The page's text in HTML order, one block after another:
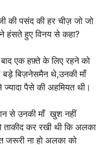
की पसंद की हर चीज़ जो जो
ने हंसते हुए विनय से कहा?
एक हफ़्ते के लिए रहने को
बिज़नेसमैन थे,उनकी माँ
पैसे की अहमियत थी।
से उनकी माँ खुश नहीं
ताकीद कर रखी थी कि अलका
जरूरी ना हो अलका को